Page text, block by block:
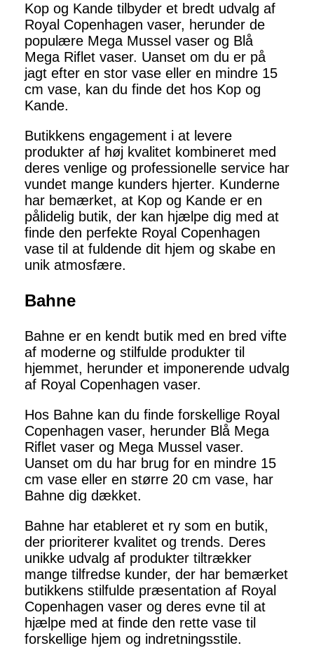
Kop og Kande tilbyder et bredt udvalg af
Royal Copenhagen vaser, herunder de
populære Mega Mussel vaser og Blå
Mega Riflet vaser. Uanset om du er på
jagt efter en stor vase eller en mindre 15
cm vase, kan du finde det hos Kop og
Kande.
Butikkens engagement i at levere
produkter af høj kvalitet kombineret med
deres venlige og professionelle service har
vundet mange kunders hjerter. Kunderne
har bemærket, at Kop og Kande er en
pålidelig butik, der kan hjælpe dig med at
finde den perfekte Royal Copenhagen
vase til at fuldende dit hjem og skabe en
unik atmosfære.
Bahne
Bahne er en kendt butik med en bred vifte
af moderne og stilfulde produkter til
hjemmet, herunder et imponerende udvalg
af Royal Copenhagen vaser.
Hos Bahne kan du finde forskellige Royal
Copenhagen vaser, herunder Blå Mega
Riflet vaser og Mega Mussel vaser.
Uanset om du har brug for en mindre 15
cm vase eller en større 20 cm vase, har
Bahne dig dækket.
Bahne har etableret et ry som en butik,
der prioriterer kvalitet og trends. Deres
unikke udvalg af produkter tiltrækker
mange tilfredse kunder, der har bemærket
butikkens stilfulde præsentation af Royal
Copenhagen vaser og deres evne til at
hjælpe med at finde den rette vase til
forskellige hjem og indretningsstile.